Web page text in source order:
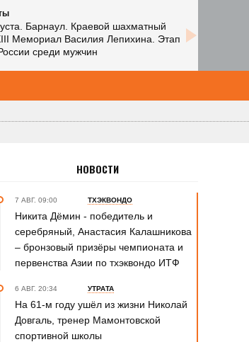
Барнаул. Краевой шахматный
Мемориал Василия Лепихина. Этап
среди мужчин
НОВОСТИ
7 АВГ. 09:00 ТХЭКВОНДО
Никита Дёмин - победитель и
серебряный, Анастасия Калашникова
– бронзовый призёры чемпионата и
первенства Азии по тхэквондо ИТФ
6 АВГ. 20:34 УТРАТА
На 61-м году ушёл из жизни Николай
Довгаль, тренер Мамонтовской
спортивной школы